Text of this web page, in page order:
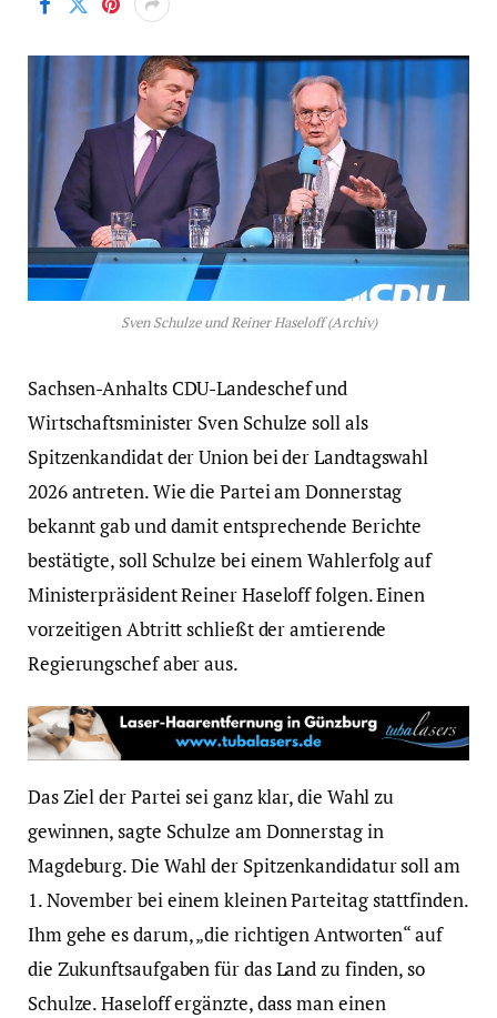
Sven Schulze und Reiner Haseloff (Archiv)
Sachsen-Anhalts CDU-Landeschef und
Wirtschaftsminister Sven Schulze soll als
Spitzenkandidat der Union bei der Landtagswahl
2026 antreten. Wie die Partei am Donnerstag
bekannt gab und damit entsprechende Berichte
bestätigte, soll Schulze bei einem Wahlerfolg auf
Ministerpräsident Reiner Haseloff folgen. Einen
vorzeitigen Abtritt schließt der amtierende
Regierungschef aber aus.
Das Ziel der Partei sei ganz klar, die Wahl zu
gewinnen, sagte Schulze am Donnerstag in
Magdeburg. Die Wahl der Spitzenkandidatur soll am
1. November bei einem kleinen Parteitag stattfinden.
Ihm gehe es darum, „die richtigen Antworten“ auf
die Zukunftsaufgaben für das Land zu finden, so
Schulze. Haseloff ergänzte, dass man einen